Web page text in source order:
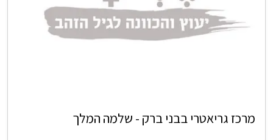
מרכז גריאטרי בבני ברק - שלמה המלך